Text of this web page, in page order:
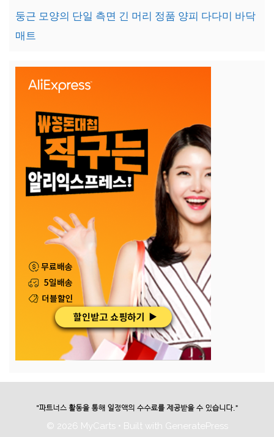
둥근 모양의 단일 측면 긴 머리 정품 양피 다다미 바닥
매트
© 2026 MyCarts• Built with GeneratePress